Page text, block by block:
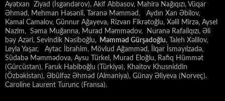
Ayətxan Ziyad (İsgəndərov), Akif Abbasov, Mahirə Nağıqızı, Vüqar
Əhməd, Mehman Həsənli, Təranə Məmməd, Aydın Xan Əbilov,
Kamal Camalov, Günnur Ağayeva, Rizvan Fikrətoğlu, Xəlil Mirzə, Aysel
Nazim, Səma Muğanna, Murad Məmmədov, Nuranə Rafailqızı, Əli
bəy Azəri, Sevindik Nəsiboğlu, Məmməd Gürşadoğlu, Taleh Xəlilov,
Leyla Yaşar, Aytac İbrahim, Mövlud Ağamməd, İlqar İsmayılzadə,
Südabə Məmmədova, Aysu Türkel, Murad Eloğlu, Rafiq Hümmət
(Gürcüstan), Faruk Habiboğlu (Türkiyə), Khaitov Khusniddin
(Özbəkistan), Əbülfəz Əhməd (Almaniya), Günay Əliyeva (Norveç).
Caroline Laurent Turunc (Fransa).